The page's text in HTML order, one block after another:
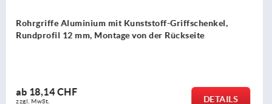
Rohrgriffe Aluminium abgewinkelt mit Kunststoff-
Griffschenkel
ab15,26 CHF